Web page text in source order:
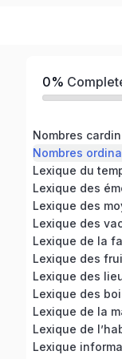
0%
Nombres
Nombres
Lexique du
Lexique des
Lexique des
Lexique de la
Lexique des
Lexique des
Lexique de la
Lexique de
Lexique